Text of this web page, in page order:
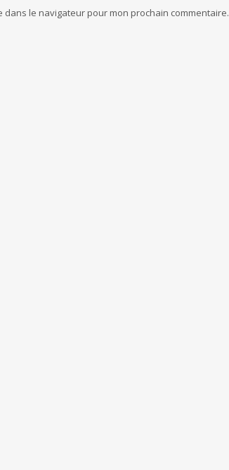
dans le navigateur pour mon prochain commentaire.